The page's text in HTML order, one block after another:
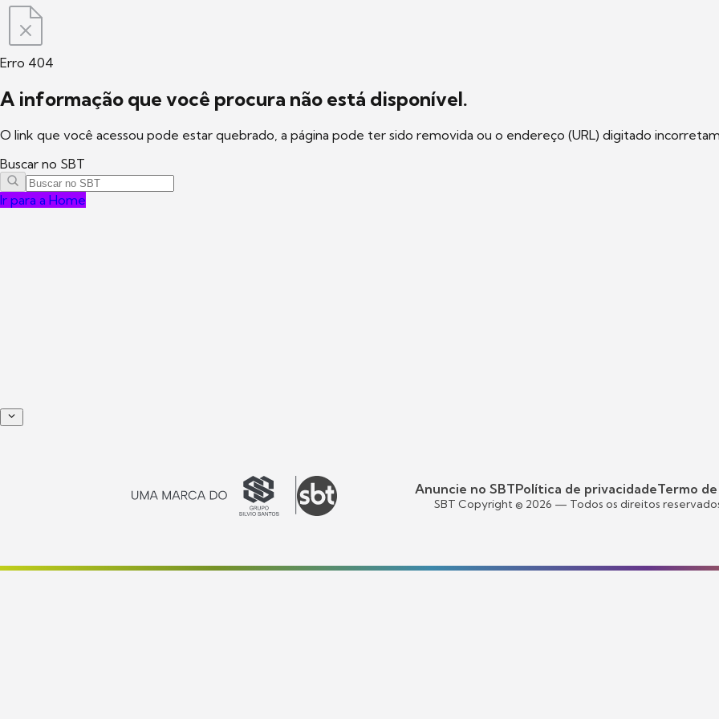
Erro 404
A informação que você procura não está disponível.
O link que você acessou pode estar quebrado, a página pode ter sido removida ou o endereço (URL) digitado
Buscar no SBT
Ir para a Home
Anuncie no SBTPolítica de privacidadeTermo de
SBT Copyright © 2026 — Todos os direitos